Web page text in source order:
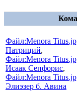
Файл:Menora
Патриций,
Файл:Menora
Исаак Сепфорис,
Файл:Menora
Элиэзер б. Авина